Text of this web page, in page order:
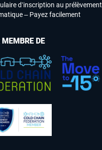
d’inscription au prélèvement
– Payez facilement
MEMBRE DE